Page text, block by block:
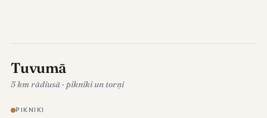
Tuvumā
5 km rādiusā · pikniki un torņi
PIKNIKI